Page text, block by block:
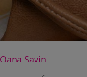
Oana Savin